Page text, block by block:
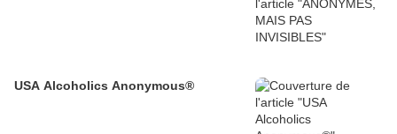
USA Alcoholics Anonymous®